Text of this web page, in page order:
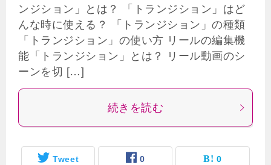
ンジション」とは？ 「トランジション」はど
んな時に使える？ 「トランジション」の種類
「トランジション」の使い方 リールの編集機
能「トランジション」とは？ リール動画のシ
ーンを切 […]
続きを読む
Tweet 0 0